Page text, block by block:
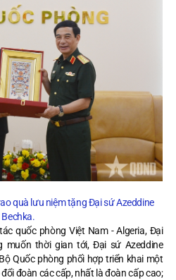
quà lưu niệm tặng Đại sứ Azeddine
Bechka.
quốc phòng Việt Nam - Algeria, Đại
muốn thời gian tới, Đại sứ Azeddine
Quốc phòng phối hợp triển khai một
đoàn các cấp, nhất là đoàn cấp cao;